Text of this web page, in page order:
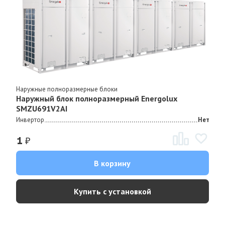
Наружные полноразмерные блоки
Наружный блок полноразмерный Energolux
SMZU691V2AI
Инвертор Нет
1 ₽
В корзину
Купить с установкой